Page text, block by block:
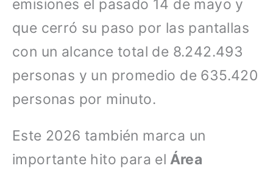
emisiones el pasado 14 de mayo y
que cerró su paso por las pantallas
con un alcance total de 8.242.493
personas y un promedio de 635.420
personas por minuto.
Este 2026 también marca un
importante hito para el Área